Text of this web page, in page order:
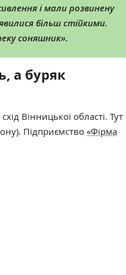
і мали розвинену
більш стійкими.
соняшник».
а буряк
Вінницької області. Тут
Підприємство «Фірма